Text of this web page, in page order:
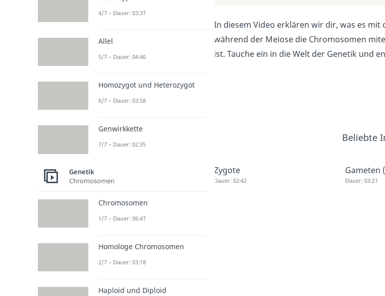
In diesem Video erklären wir dir, was es
während der Meiose die Chromosomen
ist. Tauche ein in die Welt der Genetik und
Beliebte
Zygote
Dauer: 02:42
Gameten
Dauer: 03:21
4/7 – Dauer: 03:37
Allel
5/7 – Dauer: 04:40
Homozygot und Heterozygot
6/7 – Dauer: 03:58
Genwirkkette
7/7 – Dauer: 02:35
Genetik
Chromosomen
Chromosomen
1/7 – Dauer: 06:47
Homologe Chromosomen
2/7 – Dauer: 03:18
Haploid und Diploid